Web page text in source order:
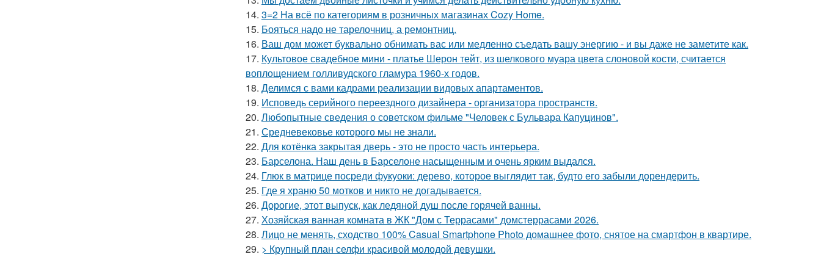
14. 3=2 На всё по категориям в розничных магазинах Cozy Home.
15. Бояться надо не тарелочниц, а ремонтниц.
16. Ваш дом может буквально обнимать вас или медленно съедать вашу энергию - и вы даже не заметите как.
17. Культовое свадебное мини - платье Шерон тейт, из шелкового муара цвета слоновой кости, считается
воплощением голливудского гламура 1960-х годов.
18. Делимся с вами кадрами реализации видовых апартаментов.
19. Исповедь серийного переездного дизайнера - организатора пространств.
20. Любопытные сведения о советском фильме "Человек с Бульвара Капуцинов".
21. Средневековье которого мы не знали.
22. Для котёнка закрытая дверь - это не просто часть интерьера.
23. Барселона. Наш день в Барселоне насыщенным и очень ярким выдался.
24. Глюк в матрице посреди фукуоки: дерево, которое выглядит так, будто его забыли дорендерить.
25. Где я храню 50 мотков и никто не догадывается.
26. Дорогие, этот выпуск, как ледяной душ после горячей ванны.
27. Хозяйская ванная комната в ЖК "Дом с Террасами" домстеррасами 2026.
28. Лицо не менять, сходство 100% Casual Smartphone Photo домашнее фото, снятое на смартфон в квартире.
29. > Крупный план селфи красивой молодой девушки.